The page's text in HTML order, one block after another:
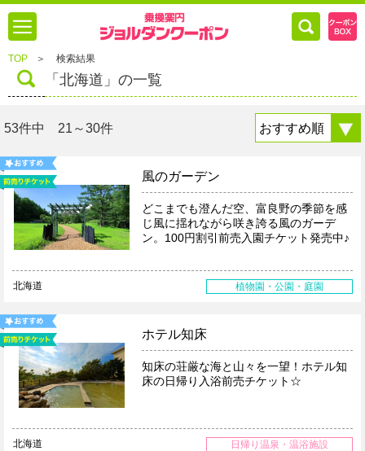
TOP ＞ 検索結果
「北海道」の一覧
53件中 21～30件
風のガーデン
どこまでも澄んだ空、富良野の季節を感
じ風に揺れながら咲き誇る風のガーデ
ン。100円割引前売入園チケット発売中♪
北海道 植物園・公園・庭園
ホテル知床
知床の荘厳な海と山々を一望！ホテル知
床の日帰り入浴前売チケット☆
北海道 日帰り温泉・温浴施設